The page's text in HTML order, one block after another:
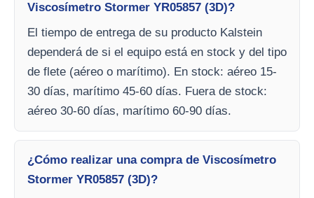
Viscosímetro Stormer YR05857 (3D)?
El tiempo de entrega de su producto Kalstein
dependerá de si el equipo está en stock y del tipo
de flete (aéreo o marítimo). En stock: aéreo 15-
30 días, marítimo 45-60 días. Fuera de stock:
aéreo 30-60 días, marítimo 60-90 días.
¿Cómo realizar una compra de Viscosímetro
Stormer YR05857 (3D)?